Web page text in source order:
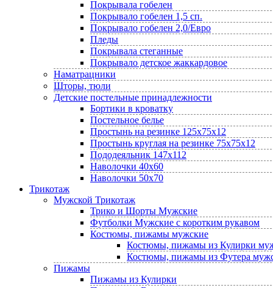
Покрывала гобелен
Покрывало гобелен 1,5 сп.
Покрывало гобелен 2,0/Евро
Пледы
Покрывала стеганные
Покрывало детское жаккардовое
Наматрацники
Шторы, тюли
Детские постельные принадлежности
Бортики в кроватку
Постельное белье
Простынь на резинке 125х75х12
Простынь круглая на резинке 75х75х12
Пододеяльник 147х112
Наволочки 40х60
Наволочки 50х70
Трикотаж
Мужской Трикотаж
Трико и Шорты Мужские
Футболки Мужские с коротким рукавом
Костюмы, пижамы мужские
Костюмы, пижамы из Кулирки
Костюмы, пижамы из Футера
Пижамы
Пижамы из Кулирки